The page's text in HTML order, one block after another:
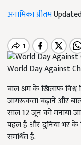
अनामिका प्रीतम
World Day Against
बाल श्रम के खिलाफ विश्व
जागरूकता बढ़ाने और
साल12जून को मनाया
पहल है और दुनिया भर के
समर्थित है.